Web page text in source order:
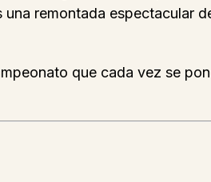
remontada espectacular
que cada vez se